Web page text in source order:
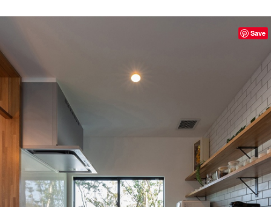
Save